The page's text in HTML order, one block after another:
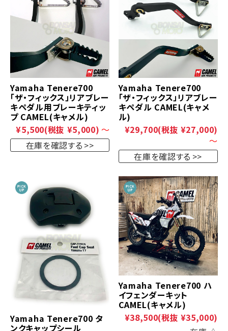
Yamaha Tenere700
「ザ・フィックス」リアブレー
キペダル用ブレーキティッ
プ CAMEL(キャメル)
¥5,500(税抜 ¥5,000) ～
在庫を確認する
Yamaha Tenere700
「ザ・フィックス」リアブレー
キペダル CAMEL(キャメ
ル)
¥29,700(税抜 ¥27,000)
～
在庫を確認する
Yamaha Tenere700 タ
ンクキャップシール
Yamaha Tenere700 ハ
イフェンダーキット
CAMEL(キャメル)
¥38,500(税抜 ¥35,000)